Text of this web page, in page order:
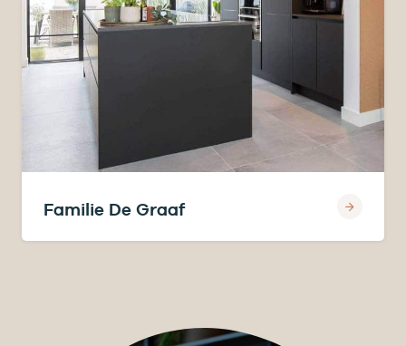
Familie De Graaf